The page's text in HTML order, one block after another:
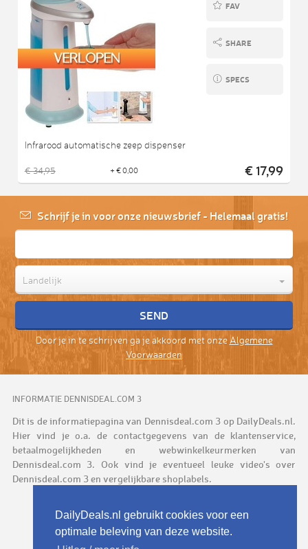
DailyDeals.nl gebruikt cookies voor een
optimale beleving van deze website.
FAV
SHARE
SPECS
Infrarood automatische zeep dispenser
€ 34,95 + € 0,00 € 17,99
Schrijf je in voor onze nieuwsbrief - Helemaal gratis!
Landelijk
Door je in te schrijven ga je akkoord met onze Algemene
Voorwaarden
INFORMATIE DENNISDEAL.COM 3
Dit is de informatiepagina van Dennisdeal.com 3 op DailyDeals.nl.
Hier vind je o.a. de contactgegevens van de klantenservice,
betaalmogelijkheden en webwinkelkeurmerken van
Dennisdeal.com 3. Ook vind je eventueel leuke video's over
Dennisdeal.com 3 en vergelijkbare shoplabels.